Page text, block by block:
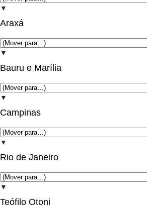
▼
Araxá
▼
Bauru e Marília
▼
Campinas
▼
Rio de Janeiro
▼
Teófilo Otoni